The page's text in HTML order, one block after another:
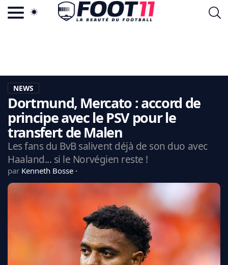
LA CHARTE
VIE PRIVÉE
CGU
CONTACTEZ-NOUS
MERCATO
MANCHESTER UNITED
NEWS
Dortmund, Mercato : accord de
principe avec le PSV pour le
transfert de Malen
Les fans du BvB salivent déjà de son duo avec
Haaland... si le Norvégien reste !
par Kenneth Bosse